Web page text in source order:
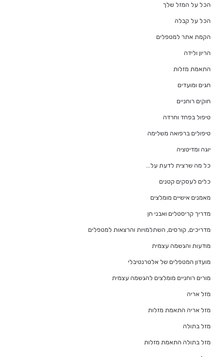
הכל על המזל שלך
הכל על קבלה
הקמת אתר למטפלים
הריון ולידה
התאמת מזלות
חגים ומועדים
חוקים רוחניים
טיפול בפחד וחרדה
טיפולים ברפואה משלימה
יוגה ומדיטציה
כל מה שרצית לדעת על…
כלים לעסקים קטנים
מאמנים אישיים מומלצים
מדריך קריסטלים ואבני חן
מדריכים, קורסים, השתלמויות והרצאות למטפלים
מודעות והגשמה עצמית
מועדון המטפלים של אלטרנטיבלי
מורים רוחניים מומלצים להגשמה עצמית
מזל אריה
מזל אריה התאמת מזלות
מזל בתולה
מזל בתולה התאמת מזלות